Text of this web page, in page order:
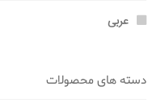
عربی
دسته های محصولات